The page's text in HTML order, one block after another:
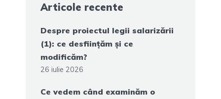
Articole recente
Despre proiectul legii salarizării
(1): ce desființăm și ce
modificăm?
26 iulie 2026
Ce vedem când examinăm o